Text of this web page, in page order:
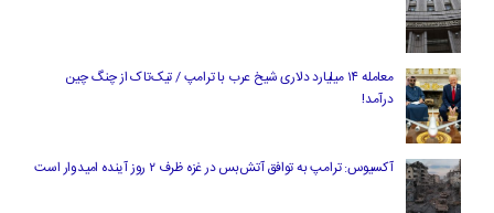
معامله ۱۴ میلیارد دلاری شیخ عرب با ترامپ / تیک‌تاک از چنگ چین
درآمد!
آکسیوس: ترامپ به توافق آتش‌بس در غزه ظرف ۲ روز آینده امیدوار است